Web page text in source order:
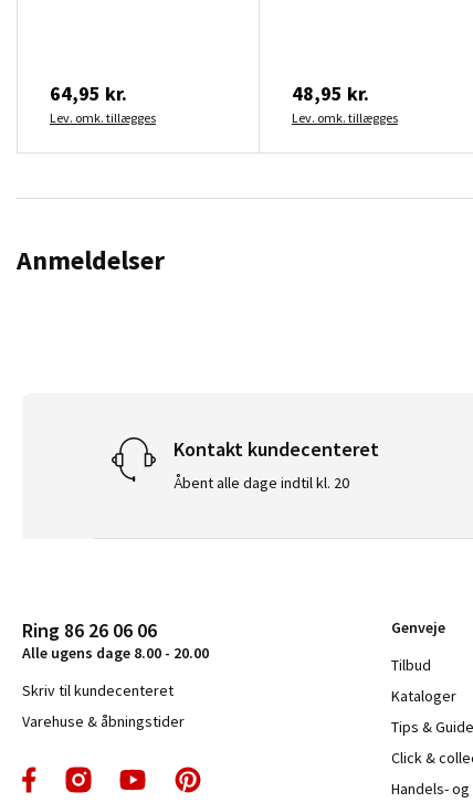
64,95 kr.
Lev. omk. tillægges
48,95 kr.
Lev. omk. tillægges
Anmeldelser
Kontakt kundecenteret
Åbent alle dage indtil kl. 20
Ring 86 26 06 06
Alle ugens dage 8.00 - 20.00
Skriv til kundecenteret
Varehuse & åbningstider
Genveje
Tilbud
Kataloger
Tips &
Click &
Handels-